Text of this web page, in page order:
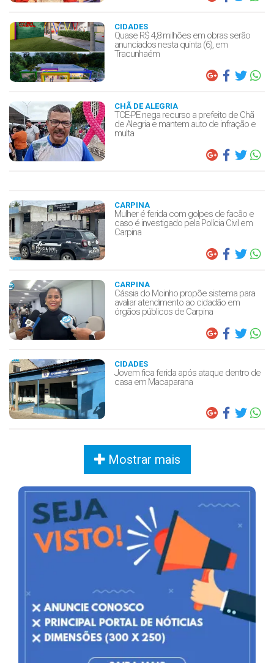
CIDADES
Quase R$ 4,8 milhões em obras serão
anunciados nesta quinta (6), em
Tracunhaém
CHÃ DE ALEGRIA
TCE-PE nega recurso a prefeito de Chã
de Alegria e mantem auto de infração e
multa
CARPINA
Mulher é ferida com golpes de facão e
caso é investigado pela Polícia Civil em
Carpina
CARPINA
Cássia do Moinho propõe sistema para
avaliar atendimento ao cidadão em
órgãos públicos de Carpina
CIDADES
Jovem fica ferida após ataque dentro de
casa em Macaparana
Mostrar mais